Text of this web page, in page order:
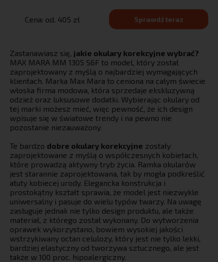
Cena: od. 405 zł Sprawdź teraz
Zastanawiasz się, jakie okulary korekcyjne wybrać?
MAX MARA MM 1305 S6F to model, który został
zaprojektowany z myślą o najbardziej wymagających
klientach. Marka Max Mara to ceniona na całym świecie
włoska firma modowa, która sprzedaje ekskluzywną
odzież oraz luksusowe dodatki. Wybierając okulary od
tej marki możesz mieć, więc pewność, że ich design
wpisuje się w światowe trendy i na pewno nie
pozostanie niezauważony.
Te bardzo dobre okulary korekcyjne zostały
zaprojektowane z myślą o współczesnych kobietach,
które prowadzą aktywny tryb życia. Ramka okularów
jest starannie zaprojektowana, tak by mogła podkreślić
atuty kobiecej urody. Elegancka konstrukcja i
prostokątny kształt sprawia, że model jest niezwykle
uniwersalny i pasuje do wielu typów twarzy. Na uwagę
zasługuje jednak nie tylko design produktu, ale także
materiał, z którego został wykonany. Do wytworzenia
oprawek wykorzystano, bowiem wysokiej jakości
wstrzykiwany octan celulozy, który jest nie tylko lekki,
bardziej elastyczny od tworzywa sztucznego, ale jest
także w 100 proc. hipoalergiczny.